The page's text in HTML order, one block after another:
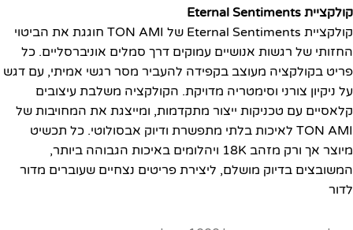
קולקציית Eternal Sentiments
קולקציית Eternal Sentiments של TON AMI חוגגת את הביטוי
החזותי של רגשות אנושיים עמוקים דרך סמלים אוניברסליים. כל
פריט בקולקציה מעוצב בקפידה להעביר מסר רגשי אמיתי, עם דגש
על ניקיון צורני וסימטריה מדויקת. הקולקציה משלבת עיצובים
קלאסיים עם טכניקות ייצור מתקדמות, ומייצגת את המחויבות של
TON AMI לאיכות בלתי מתפשרת ודיוק אבסולוטי. כל תכשיט
מיוצר אך ורק מזהב 18K ויהלומים באיכות הגבוהה ביותר,
המשובצים בדיוק מושלם, ליצירת פריטים נצחיים שעוברים מדור
לדור